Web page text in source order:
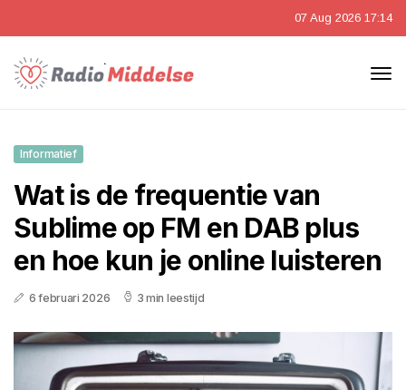
07 Aug 2026 17:14
Informatief
Wat is de frequentie van
Sublime op FM en DAB plus
en hoe kun je online luisteren
6 februari 2026 3 min leestijd